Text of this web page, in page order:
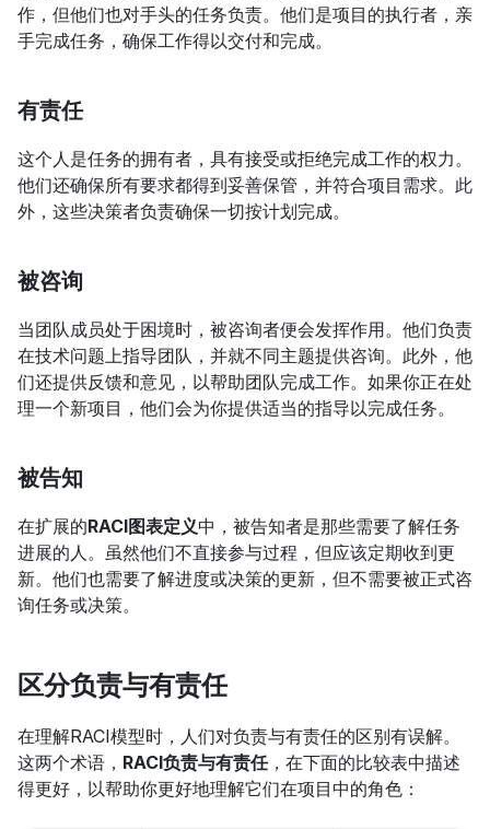
作，但他们也对手头的任务负责。他们是项目的执行者，亲
手完成任务，确保工作得以交付和完成。
有责任
这个人是任务的拥有者，具有接受或拒绝完成工作的权力。
他们还确保所有要求都得到妥善保管，并符合项目需求。此
外，这些决策者负责确保一切按计划完成。
被咨询
当团队成员处于困境时，被咨询者便会发挥作用。他们负责
在技术问题上指导团队，并就不同主题提供咨询。此外，他
们还提供反馈和意见，以帮助团队完成工作。如果你正在处
理一个新项目，他们会为你提供适当的指导以完成任务。
被告知
在扩展的RACI图表定义中，被告知者是那些需要了解任务
进展的人。虽然他们不直接参与过程，但应该定期收到更
新。他们也需要了解进度或决策的更新，但不需要被正式咨
询任务或决策。
区分负责与有责任
在理解RACI模型时，人们对负责与有责任的区别有误解。
这两个术语， RACI负责与有责任，在下面的比较表中描述
得更好，以帮助你更好地理解它们在项目中的角色：